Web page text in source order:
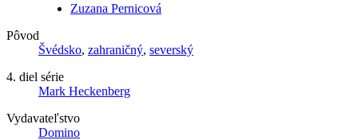
Zuzana Pernicová
Pôvod
Švédsko, zahraničný, severský
4. diel série
Mark Heckenberg
Vydavateľstvo
Domino